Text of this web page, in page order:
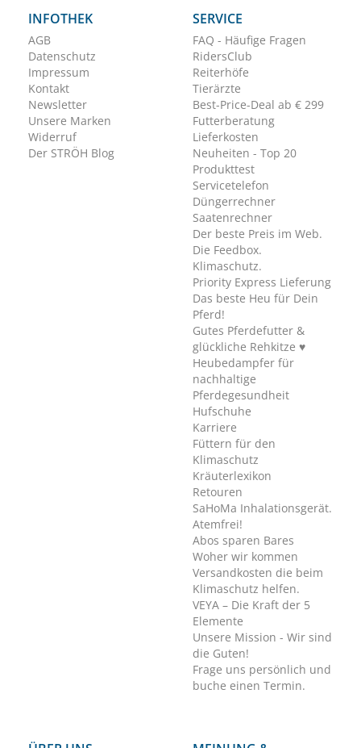
INFOTHEK
AGB
Datenschutz
Impressum
Kontakt
Newsletter
Unsere Marken
Widerruf
Der STRÖH Blog
SERVICE
FAQ - Häufige Fragen
RidersClub
Reiterhöfe
Tierärzte
Best-Price-Deal ab € 299
Futterberatung
Lieferkosten
Neuheiten - Top 20
Produkttest
Servicetelefon
Düngerrechner
Saatenrechner
Der beste Preis im Web.
Die Feedbox.
Klimaschutz.
Priority Express Lieferung
Das beste Heu für Dein
Pferd!
Gutes Pferdefutter &
glückliche Rehkitze ♥
Heubedampfer für
nachhaltige
Pferdegesundheit
Hufschuhe
Karriere
Füttern für den
Klimaschutz
Kräuterlexikon
Retouren
SaHoMa Inhalationsgerät.
Atemfrei!
Abos sparen Bares
Woher wir kommen
Versandkosten die beim
Klimaschutz helfen.
VEYA – Die Kraft der 5
Elemente
Unsere Mission - Wir sind
die Guten!
Frage uns persönlich und
buche einen Termin.